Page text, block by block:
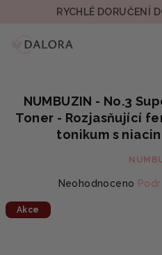
RYCHLÉ DORUČENÍ DO
NUMBUZIN - No.3
Toner - Rozjasňující
tonikum s
Průměrné
Neohodnoceno
Akce